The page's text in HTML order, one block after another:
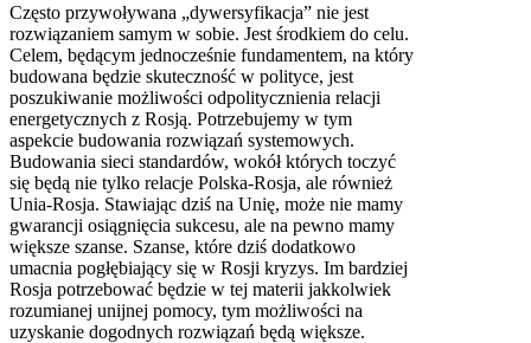
Często przywoływana „dywersyfikacja” nie jest
rozwiązaniem samym w sobie. Jest środkiem do celu.
Celem, będącym jednocześnie fundamentem, na który
budowana będzie skuteczność w polityce, jest
poszukiwanie możliwości odpolitycznienia relacji
energetycznych z Rosją. Potrzebujemy w tym
aspekcie budowania rozwiązań systemowych.
Budowania sieci standardów, wokół których toczyć
się będą nie tylko relacje Polska-Rosja, ale również
Unia-Rosja. Stawiając dziś na Unię, może nie mamy
gwarancji osiągnięcia sukcesu, ale na pewno mamy
większe szanse. Szanse, które dziś dodatkowo
umacnia pogłębiający się w Rosji kryzys. Im bardziej
Rosja potrzebować będzie w tej materii jakkolwiek
rozumianej unijnej pomocy, tym możliwości na
uzyskanie dogodnych rozwiązań będą większe.